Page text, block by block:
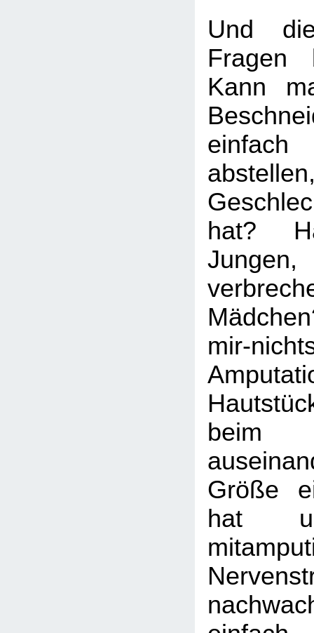
Und
Fragen
Kann
hat?
Jungen,
mir-
beim
Größe
hat